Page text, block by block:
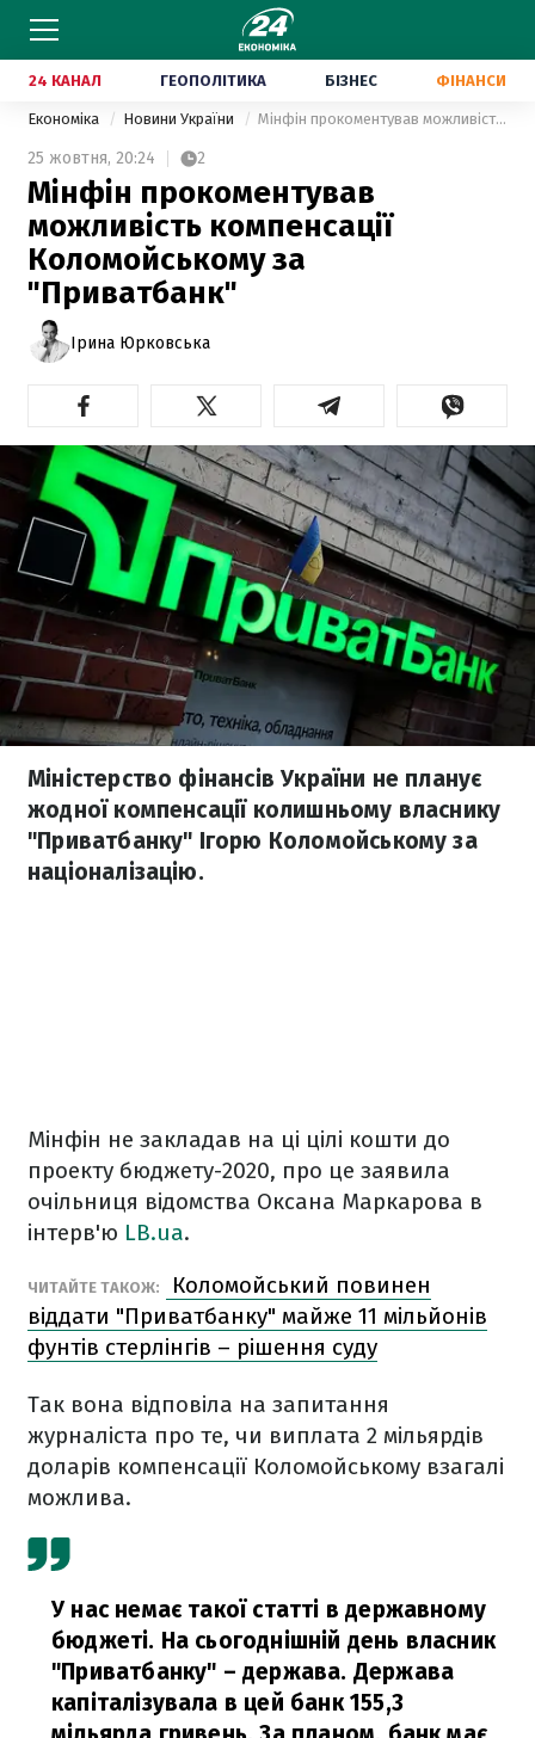
24 КАНАЛ ГЕОПОЛІТИКА БІЗНЕС ФІНАНСИ
Економіка Новини України Мінфін прокоментував можливість компенсації Коломойському за "Приватбанк"
25 жовтня, 20:24 2
Мінфін прокоментував
можливість компенсації
Коломойському за
"Приватбанк"
Ірина Юрковська
Міністерство фінансів України не планує
жодної компенсації колишньому власнику
"Приватбанку" Ігорю Коломойському за
націоналізацію.
Мінфін не закладав на ці цілі кошти до
проекту бюджету-2020, про це заявила
очільниця відомства Оксана Маркарова в
інтерв'ю LB.ua.
ЧИТАЙТЕ ТАКОЖ:
Коломойський повинен
віддати "Приватбанку" майже 11 мільйонів
фунтів стерлінгів – рішення суду
Так вона відповіла на запитання
журналіста про те, чи виплата 2 мільярдів
доларів компенсації Коломойському взагалі
можлива.
У нас немає такої статті в державному
бюджеті. На сьогоднішній день власник
"Приватбанку" – держава. Держава
капіталізувала в цей банк 155,3